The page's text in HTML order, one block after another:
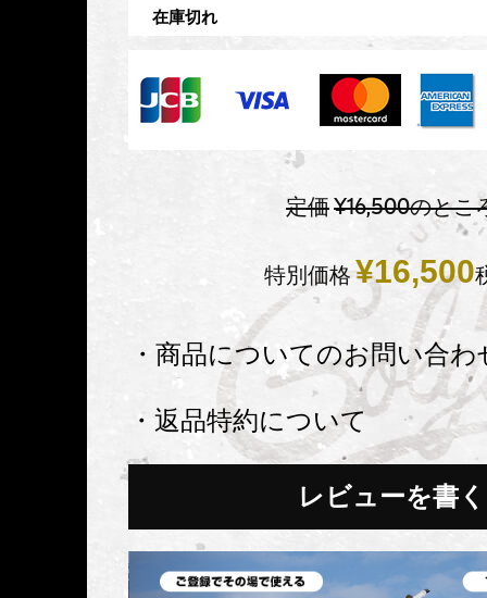
在庫切れ
定価¥16,500のとこ
特別価格¥16,500
・商品についてのお問い合わ
・返品特約について
レビューを書く